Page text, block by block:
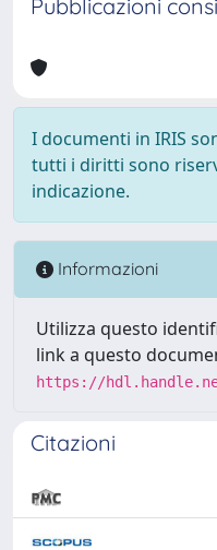
Pubblicazioni
I documenti in IRIS
tutti i diritti sono
indicazione.
Informazioni
Utilizza questo
link a questo
https://
Citazioni